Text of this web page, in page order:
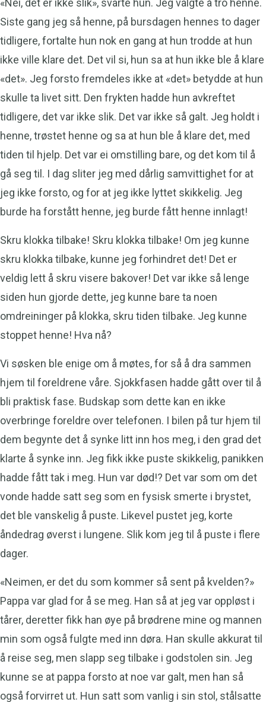
«Nei, det er ikke slik», svarte hun. Jeg valgte å tro henne.
Siste gang jeg så henne, på bursdagen hennes to dager
tidligere, fortalte hun nok en gang at hun trodde at hun
ikke ville klare det. Det vil si, hun sa at hun ikke ble å klare
«det». Jeg forsto fremdeles ikke at «det» betydde at hun
skulle ta livet sitt. Den frykten hadde hun avkreftet
tidligere, det var ikke slik. Det var ikke så galt. Jeg holdt i
henne, trøstet henne og sa at hun ble å klare det, med
tiden til hjelp. Det var ei omstilling bare, og det kom til å
gå seg til. I dag sliter jeg med dårlig samvittighet for at
jeg ikke forsto, og for at jeg ikke lyttet skikkelig. Jeg
burde ha forstått henne, jeg burde fått henne innlagt!
Skru klokka tilbake! Skru klokka tilbake! Om jeg kunne
skru klokka tilbake, kunne jeg forhindret det! Det er
veldig lett å skru visere bakover! Det var ikke så lenge
siden hun gjorde dette, jeg kunne bare ta noen
omdreininger på klokka, skru tiden tilbake. Jeg kunne
stoppet henne! Hva nå?
Vi søsken ble enige om å møtes, for så å dra sammen
hjem til foreldrene våre. Sjokkfasen hadde gått over til å
bli praktisk fase. Budskap som dette kan en ikke
overbringe foreldre over telefonen. I bilen på tur hjem til
dem begynte det å synke litt inn hos meg, i den grad det
klarte å synke inn. Jeg fikk ikke puste skikkelig, panikken
hadde fått tak i meg. Hun var død!? Det var som om det
vonde hadde satt seg som en fysisk smerte i brystet,
det ble vanskelig å puste. Likevel pustet jeg, korte
åndedrag øverst i lungene. Slik kom jeg til å puste i flere
dager.
«Neimen, er det du som kommer så sent på kvelden?»
Pappa var glad for å se meg. Han så at jeg var oppløst i
tårer, deretter fikk han øye på brødrene mine og mannen
min som også fulgte med inn døra. Han skulle akkurat til
å reise seg, men slapp seg tilbake i godstolen sin. Jeg
kunne se at pappa forsto at noe var galt, men han så
også forvirret ut. Hun satt som vanlig i sin stol, stålsatte